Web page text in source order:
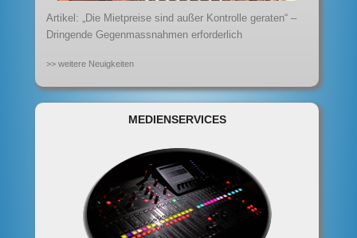
Artikel: „Die Mietpreise sind außer Kontrolle geraten“ –
Dringende Gegenmassnahmen erforderlich
>> weitere Neuigkeiten
MEDIENSERVICES